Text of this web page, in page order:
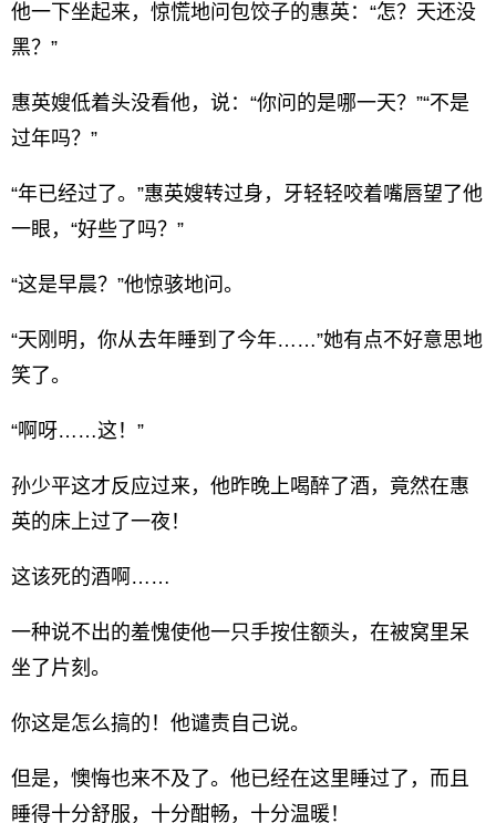
他一下坐起来，惊慌地问包饺子的惠英：“怎？天还没
黑？”
惠英嫂低着头没看他，说：“你问的是哪一天？”“不是
过年吗？”
“年已经过了。”惠英嫂转过身，牙轻轻咬着嘴唇望了他
一眼，“好些了吗？”
“这是早晨？”他惊骇地问。
“天刚明，你从去年睡到了今年……”她有点不好意思地
笑了。
“啊呀……这！”
孙少平这才反应过来，他昨晚上喝醉了酒，竟然在惠
英的床上过了一夜！
这该死的酒啊……
一种说不出的羞愧使他一只手按住额头，在被窝里呆
坐了片刻。
你这是怎么搞的！他谴责自己说。
但是，懊悔也来不及了。他已经在这里睡过了，而且
睡得十分舒服，十分酣畅，十分温暖！